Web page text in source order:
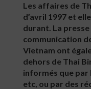
Les affaires de
d’avril 1997 et
durant. La
communication
Vietnam ont
dehors de Thai
informés que par
etc, ou par des